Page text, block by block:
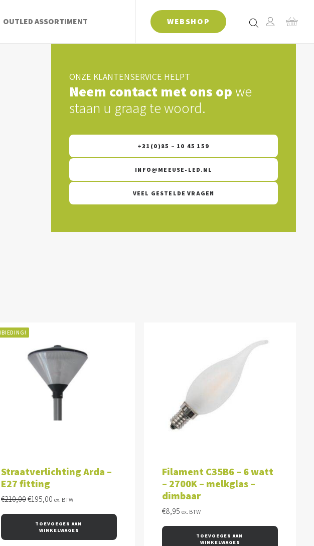
OUTLED ASSORTIMENT WEBSHOP
ONZE KLANTENSERVICE HELPT
Neem contact met ons opwe
staan u graag te woord.
+31(0)85 – 10 45 159
INFO@MEEUSE-LED.NL
VEEL GESTELDE VRAGEN
Straatverlichting Arda –
E27 fitting
€210,00Oorspronkelijke
€210,00.
€195,00Huidige
€195,00.
ex. BTW
TOEVOEGEN AAN
WINKELWAGEN
Filament C35B6 – 6 watt
– 2700K – melkglas –
dimbaar
€8,95 ex. BTW
TOEVOEGEN AAN
WINKELWAGEN